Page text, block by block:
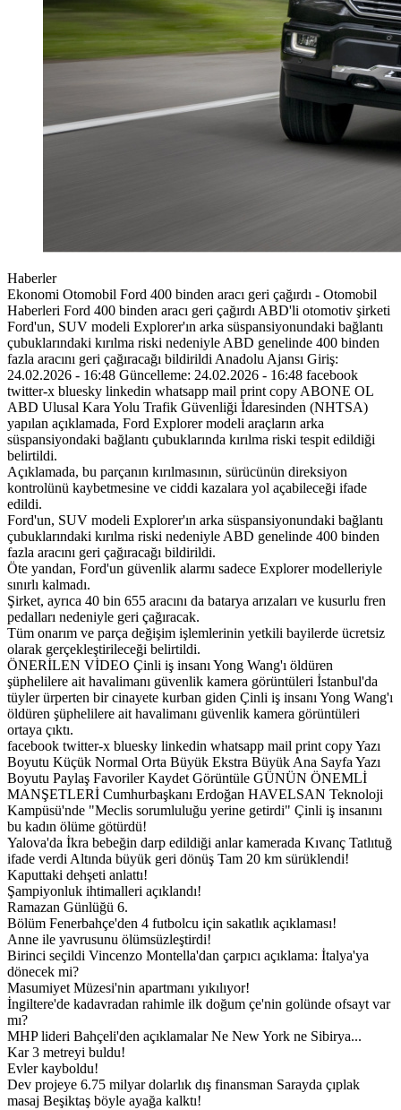
Haberler
Ekonomi Otomobil Ford 400 binden aracı geri çağırdı - Otomobil
Haberleri Ford 400 binden aracı geri çağırdı ABD'li otomotiv şirketi
Ford'un, SUV modeli Explorer'ın arka süspansiyonundaki bağlantı
çubuklarındaki kırılma riski nedeniyle ABD genelinde 400 binden
fazla aracını geri çağıracağı bildirildi Anadolu Ajansı Giriş:
24.02.2026 - 16:48 Güncelleme: 24.02.2026 - 16:48 facebook
twitter-x bluesky linkedin whatsapp mail print copy ABONE OL
ABD Ulusal Kara Yolu Trafik Güvenliği İdaresinden (NHTSA)
yapılan açıklamada, Ford Explorer modeli araçların arka
süspansiyondaki bağlantı çubuklarında kırılma riski tespit edildiği
belirtildi.
Açıklamada, bu parçanın kırılmasının, sürücünün direksiyon
kontrolünü kaybetmesine ve ciddi kazalara yol açabileceği ifade
edildi.
Ford'un, SUV modeli Explorer'ın arka süspansiyonundaki bağlantı
çubuklarındaki kırılma riski nedeniyle ABD genelinde 400 binden
fazla aracını geri çağıracağı bildirildi.
Öte yandan, Ford'un güvenlik alarmı sadece Explorer modelleriyle
sınırlı kalmadı.
Şirket, ayrıca 40 bin 655 aracını da batarya arızaları ve kusurlu fren
pedalları nedeniyle geri çağıracak.
Tüm onarım ve parça değişim işlemlerinin yetkili bayilerde ücretsiz
olarak gerçekleştirileceği belirtildi.
ÖNERİLEN VİDEO Çinli iş insanı Yong Wang'ı öldüren
şüphelilere ait havalimanı güvenlik kamera görüntüleri İstanbul'da
tüyler ürperten bir cinayete kurban giden Çinli iş insanı Yong Wang'ı
öldüren şüphelilere ait havalimanı güvenlik kamera görüntüleri
ortaya çıktı.
facebook twitter-x bluesky linkedin whatsapp mail print copy Yazı
Boyutu Küçük Normal Orta Büyük Ekstra Büyük Ana Sayfa Yazı
Boyutu Paylaş Favoriler Kaydet Görüntüle GÜNÜN ÖNEMLİ
MANŞETLERİ Cumhurbaşkanı Erdoğan HAVELSAN Teknoloji
Kampüsü'nde "Meclis sorumluluğu yerine getirdi" Çinli iş insanını
bu kadın ölüme götürdü!
Yalova'da İkra bebeğin darp edildiği anlar kamerada Kıvanç Tatlıtuğ
ifade verdi Altında büyük geri dönüş Tam 20 km sürüklendi!
Kaputtaki dehşeti anlattı!
Şampiyonluk ihtimalleri açıklandı!
Ramazan Günlüğü 6.
Bölüm Fenerbahçe'den 4 futbolcu için sakatlık açıklaması!
Anne ile yavrusunu ölümsüzleştirdi!
Birinci seçildi Vincenzo Montella'dan çarpıcı açıklama: İtalya'ya
dönecek mi?
Masumiyet Müzesi'nin apartmanı yıkılıyor!
İngiltere'de kadavradan rahimle ilk doğum çe'nin golünde ofsayt var
mı?
MHP lideri Bahçeli'den açıklamalar Ne New York ne Sibirya...
Kar 3 metreyi buldu!
Evler kayboldu!
Dev projeye 6.75 milyar dolarlık dış finansman Sarayda çıplak
masaj Beşiktaş böyle ayağa kalktı!